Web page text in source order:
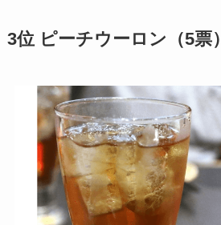
3位 ピーチウーロン（5票）